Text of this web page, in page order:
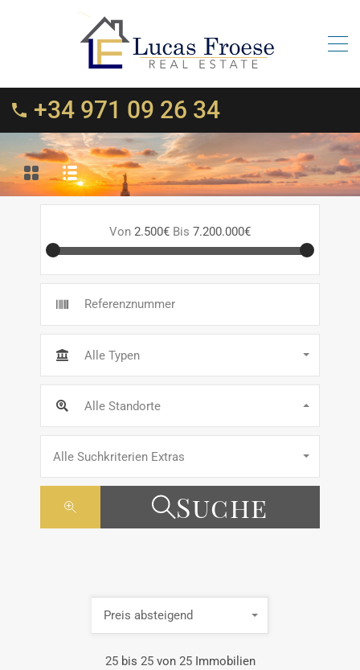
+34 971 09 26 34
Von 2.500€ Bis 7.200.000€
Alle Typen
Alle Standorte
Alle Suchkriterien Extras
Suche
25 bis 25 von 25 Immobilien
Preis absteigend